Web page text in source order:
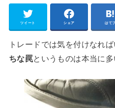
ツイート シェア はてブ
トレードでは気を付けなれ
ちな罠というものは本当に多